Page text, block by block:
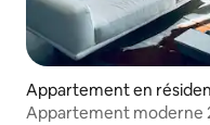
Appartement en
éans
Appartement moderne